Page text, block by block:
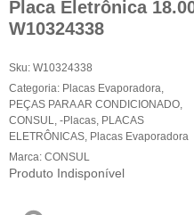
Placa Eletrônica
W10324338
Sku: W10324338
Categoria: Placas Evaporadora
PEÇAS PARA AR CONDICIONADO
CONSUL
-Placas PLACAS
ELETRÔNICAS Placas Evaporadora
Marca: CONSUL
Produto Indisponível